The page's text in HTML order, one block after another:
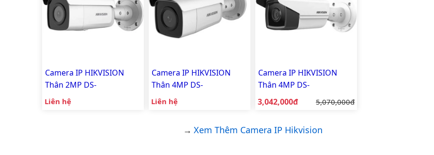
Camera IP HIKVISION
Thân 2MP DS-
2CD2T26G2-2I
Liên hệ
Camera IP HIKVISION
Thân 4MP DS-
2CD2T46G2-4I
Liên hệ
Camera IP HIKVISION
Thân 4MP DS-
2CD2T43G2-2I
Giá bán:
3,042,000đ Giá gốc:
5,070,000đ
Xem Thêm Camera IP Hikvision